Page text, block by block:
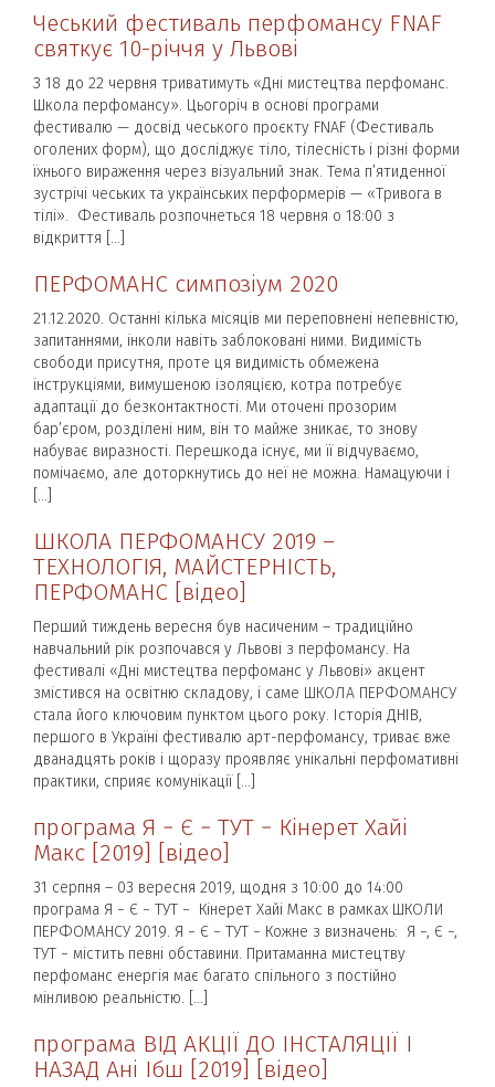
Чеський фестиваль перфомансу FNAF
святкує 10-річчя у Львові
З 18 до 22 червня триватимуть «Дні мистецтва перфоманс.
Школа перфомансу». Цьогоріч в основі програми
фестивалю — досвід чеського проєкту FNAF (Фестиваль
оголених форм), що досліджує тіло, тілесність і різні форми
їхнього вираження через візуальний знак. Тема п’ятиденної
зустрічі чеських та українських перформерів — «Тривога в
тілі». Фестиваль розпочнеться 18 червня о 18:00 з
відкриття […]
ПЕРФОМАНС симпозіум 2020
21.12.2020. Останні кілька місяців ми переповнені непевністю,
запитаннями, інколи навіть заблоковані ними. Видимість
свободи присутня, проте ця видимість обмежена
інструкціями, вимушеною ізоляцією, котра потребує
адаптації до безконтактності. Ми оточені прозорим
бар’єром, розділені ним, він то майже зникає, то знову
набуває виразності. Перешкода існує, ми її відчуваємо,
помічаємо, але доторкнутись до неї не можна. Намацуючи і
[…]
ШКОЛА ПЕРФОМАНСУ 2019 –
ТЕХНОЛОГІЯ, МАЙСТЕРНІСТЬ,
ПЕРФОМАНС [відео]
Перший тиждень вересня був насиченим – традиційно
навчальний рік розпочався у Львові з перфомансу. На
фестивалі «Дні мистецтва перфоманс у Львові» акцент
змістився на освітню складову, і саме ШКОЛА ПЕРФОМАНСУ
стала його ключовим пунктом цього року. Історія ДНІВ,
першого в Україні фестивалю арт-перфомансу, триває вже
дванадцять років і щоразу проявляє унікальні перфомативні
практики, сприяє комунікації […]
програма Я − Є − ТУТ − Кінерет Хайі
Макс [2019] [відео]
31 серпня – 03 вересня 2019, щодня з 10:00 до 14:00
програма Я − Є − ТУТ − Кінерет Хайі Макс в рамках ШКОЛИ
ПЕРФОМАНСУ 2019. Я − Є − ТУТ − Кожне з визначень: Я −, Є −,
ТУТ − містить певні обставини. Притаманна мистецтву
перфоманс енергія має багато спільного з постійно
мінливою реальністю. […]
програма ВІД АКЦІЇ ДО ІНСТАЛЯЦІЇ І
НАЗАД Ані Ібш [2019] [відео]